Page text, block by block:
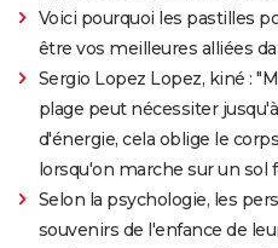
Voici pourquoi les pastilles
être vos meilleures alliées
Sergio Lopez Lopez, kiné :
plage peut nécessiter
d'énergie, cela oblige le
lorsqu'on marche sur un sol
Selon la psychologie, les
souvenirs de l'enfance de